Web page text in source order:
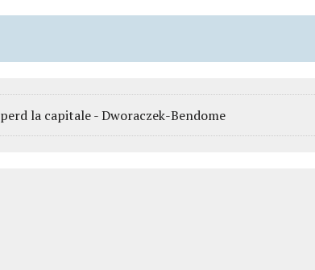
la capitale - Dworaczek-Bendome